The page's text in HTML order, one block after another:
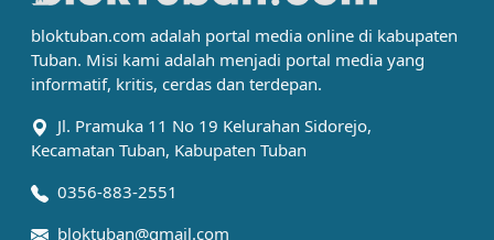
bloktuban.com adalah portal media online di kabupaten
Tuban. Misi kami adalah menjadi portal media yang
informatif, kritis, cerdas dan terdepan.
Jl. Pramuka 11 No 19 Kelurahan Sidorejo,
Kecamatan Tuban, Kabupaten Tuban
0356-883-2551
bloktuban@gmail.com